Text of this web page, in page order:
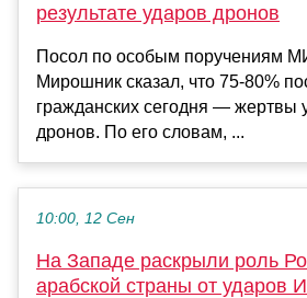
результате ударов дронов
Посол по особым поручениям
Мирошник сказал, что 75-80%
гражданских сегодня — жертвы
дронов. По его словам, ...
10:00, 12 Сен
На Западе раскрыли роль
арабской страны от ударов